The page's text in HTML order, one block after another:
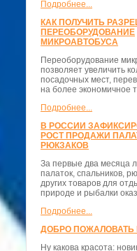
Подробнее...
КАК ПОЛУЧИТЬ
ПЕРЕОБОРУДОВАНИЕ
МИКРОАВТОБУСА
Переоборудование
позволяет увеличить
посадочных мест,
на более экономичное
Подробнее...
В РОССИИ
РОСТ ПРОДАЖИ
РЮКЗАКОВ
За первые два месяца
палаток, спальников,
других товаров для
природе и рыбалки
Подробнее...
ДОБРО ПОЖАЛОВАТЬ
Ну какова красота: